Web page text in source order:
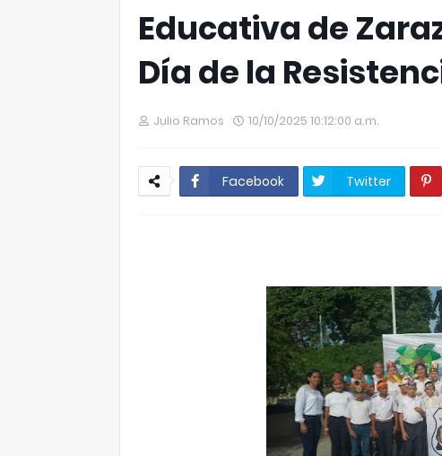
Educativa de
Día de la
Julio Ramos 10/10/2025 10:12:00 a.m.
Facebook Twitter